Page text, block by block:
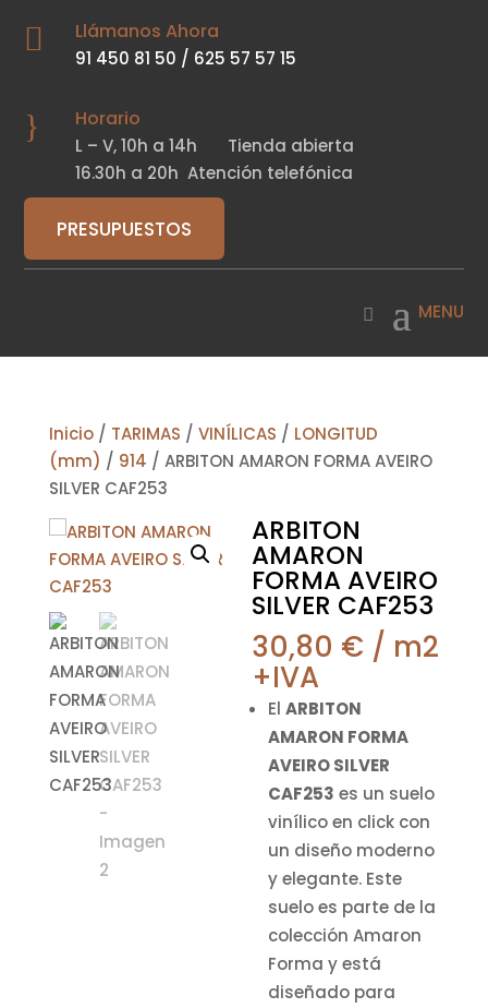
 Llámanos Ahora
91 450 81 50 / 625 57 57 15
} Horario
L – V,10h a 14h Tienda abierta
16.30h a 20hAtención telefónica
PRESUPUESTOS
Inicio/ TARIMAS / VINÍLICAS / LONGITUD
(mm) / 914 / ARBITON AMARON FORMA AVEIRO
SILVER CAF253
ARBITON
AMARON
FORMA AVEIRO
SILVER CAF253
30,80 € / m2
+IVA
ElARBITON
AMARON FORMA
AVEIRO SILVER
CAF253 es un suelo
vinílico en click con
un diseño moderno
y elegante. Este
suelo es parte de la
colección Amaron
Forma y está
diseñado para